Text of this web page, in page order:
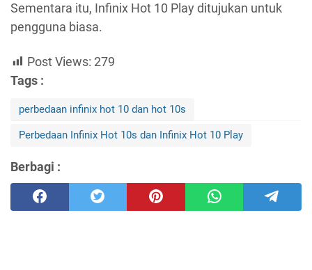
Sementara itu, Infinix Hot 10 Play ditujukan untuk
pengguna biasa.
Post Views: 279
Tags :
perbedaan infinix hot 10 dan hot 10s
Perbedaan Infinix Hot 10s dan Infinix Hot 10 Play
Berbagi :